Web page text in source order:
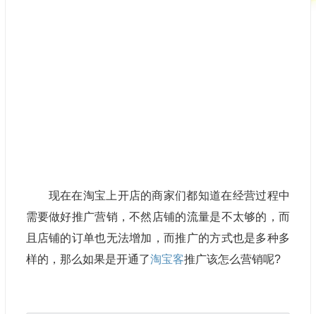
现在在淘宝上开店的商家们都知道在经营过程中
需要做好推广营销，不然店铺的流量是不太够的，而
且店铺的订单也无法增加，而推广的方式也是多种多
样的，那么如果是开通了淘宝客推广该怎么营销呢?